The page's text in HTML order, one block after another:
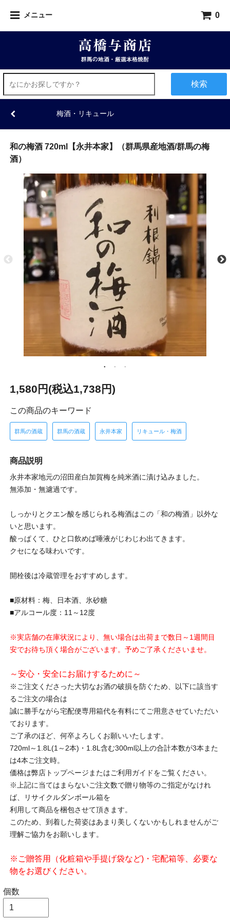
メニュー 0
検索
梅酒・リキュール
和の梅酒 720ml【永井本家】（群馬県産地酒/群馬の梅
酒）
1,580円(税込1,738円)
この商品のキーワード
群馬の酒蔵 群馬の酒蔵 永井本家 リキュール・梅酒
商品説明
永井本家地元の沼田産白加賀梅を純米酒に漬け込みました。
無添加・無濾過です。
しっかりとクエン酸を感じられる梅酒はこの「和の梅酒」以外な
いと思います。
酸っぱくて、ひと口飲めば唾液がじわじわ出てきます。
クセになる味わいです。
開栓後は冷蔵管理をおすすめします。
■原材料：梅、日本酒、氷砂糖
■アルコール度：11～12度
※実店舗の在庫状況により、無い場合は出荷まで数日～1週間目
安でお待ち頂く場合がございます。予めご了承くださいませ。
～安心・安全にお届けするために～
※ご注文くださった大切なお酒の破損を防ぐため、以下に該当す
るご注文の場合は
誠に勝手ながら宅配便専用箱代を有料にてご用意させていただい
ております。
ご了承のほど、何卒よろしくお願いいたします。
720ml～1.8L(1～2本)・1.8L含む300ml以上の合計本数が3本また
は4本ご注文時。
価格は弊店トップページまたはご利用ガイドをご覧ください。
※上記に当てはまらないご注文数で贈り物等のご指定がなけれ
ば、リサイクルダンボール箱を
利用して商品を梱包させて頂きます。
このため、到着した荷姿はあまり美しくないかもしれませんがご
理解ご協力をお願いします。
※ご贈答用（化粧箱や手提げ袋など)・宅配箱等、必要な
物をお選びください。
個数